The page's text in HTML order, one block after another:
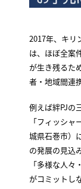
2017年、キリ
は、ほぼ全案
が生き残るた
者・地域間連
例えば絆PJの
「フィッシ
城県石巻市）
の発展の見込
「多様な人
がコミットし